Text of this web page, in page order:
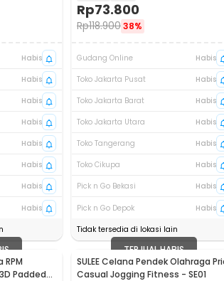
Habis
Habis
Habis
Habis
Habis
Habis
Habis
Habis
Rp73.800
Rp118.90038%
Gudang Online
Habis
Toko Jakarta Pusat
Habis
Toko Jakarta Barat
Habis
Toko Jakarta Utara
Habis
Toko Tangerang
Habis
Toko Cikupa
Habis
Pick n Go Bekasi
Habis
Pick n Go Depok
Habis
Tidak tersedia di lokasi lain
Padded
TERJUAL HABIS
SULEE Celana Pendek Olahraga
Casual Jogging Fitness - SE01